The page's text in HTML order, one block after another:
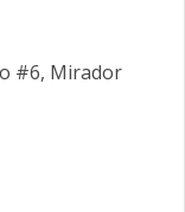
#6, Mirador